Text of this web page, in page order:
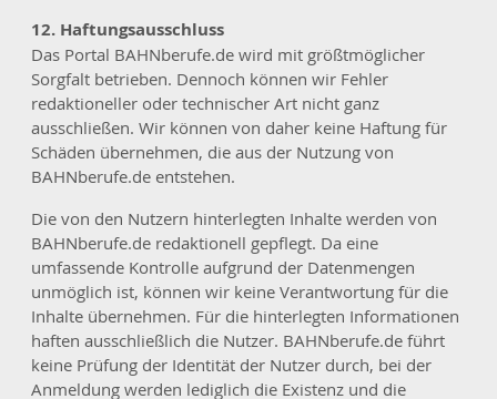
12. Haftungsausschluss
Das Portal BAHNberufe.de wird mit größtmöglicher
Sorgfalt betrieben. Dennoch können wir Fehler
redaktioneller oder technischer Art nicht ganz
ausschließen. Wir können von daher keine Haftung für
Schäden übernehmen, die aus der Nutzung von
BAHNberufe.de entstehen.
Die von den Nutzern hinterlegten Inhalte werden von
BAHNberufe.de redaktionell gepflegt. Da eine
umfassende Kontrolle aufgrund der Datenmengen
unmöglich ist, können wir keine Verantwortung für die
Inhalte übernehmen. Für die hinterlegten Informationen
haften ausschließlich die Nutzer. BAHNberufe.de führt
keine Prüfung der Identität der Nutzer durch, bei der
Anmeldung werden lediglich die Existenz und die